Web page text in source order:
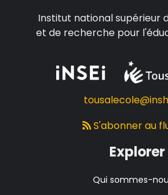
Institut national supérieur
et de recherche pour
S'abonner au
Explorer
Qui sommes-